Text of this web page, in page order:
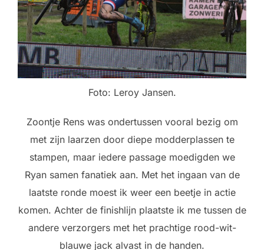
Foto: Leroy Jansen.
Zoontje Rens was ondertussen vooral bezig om
met zijn laarzen door diepe modderplassen te
stampen, maar iedere passage moedigden we
Ryan samen fanatiek aan. Met het ingaan van de
laatste ronde moest ik weer een beetje in actie
komen. Achter de finishlijn plaatste ik me tussen de
andere verzorgers met het prachtige rood-wit-
blauwe jack alvast in de handen.